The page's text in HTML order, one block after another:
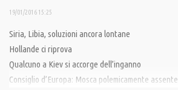
19/01/2016 15:25
Siria, Libia, soluzioni ancora lontane
Hollande ci riprova
Qualcuno a Kiev si accorge dell’inganno
Consiglio d’Europa: Mosca polemicamente assente